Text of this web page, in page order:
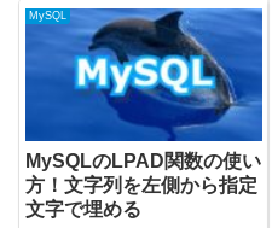
MySQL
MySQLのLPAD関数の使い
方！文字列を左側から指定
文字で埋める